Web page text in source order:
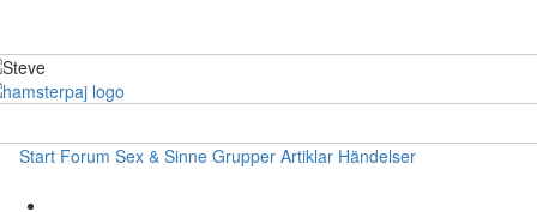
Start Forum Sex & Sinne Grupper Artiklar Händelser